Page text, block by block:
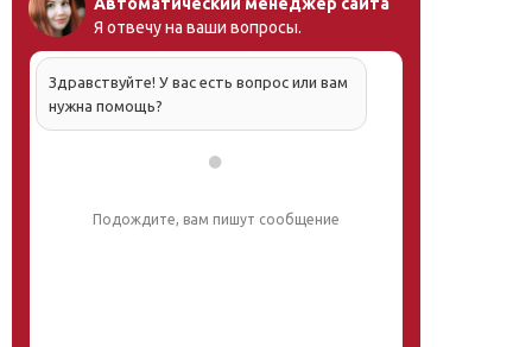
Автоматический менеджер сайта
Я отвечу на ваши вопросы.
Здравствуйте! У вас есть вопрос или вам
нужна помощь?
Подождите, вам пишут сообщение